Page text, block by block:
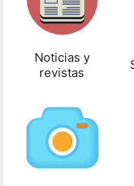
Noticias y
revistas